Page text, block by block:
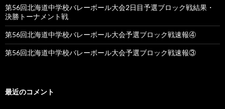
第56回北海道中学校バレーボール大会2日目予選ブロック戦結果・
決勝トーナメント戦
第56回北海道中学校バレーボール大会予選ブロック戦速報④
第56回北海道中学校バレーボール大会予選ブロック戦速報③
最近のコメント